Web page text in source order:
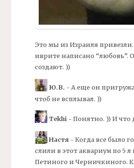
Это мы из Израиля
иврите написано “любовь”.
создают. ))
Ю.В. - А еще он
чтоб не всплывал. ))
Tekhi- Понятно. )) И что
Настя- Когда все было
слили в этот аквариум по 5 л
Петиного и Черничкиного.